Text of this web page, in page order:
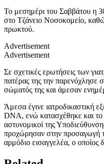
Το μεσημέρι του Σαββάτου η
στο Τζάνειο Νοσοκομείο,
πρωκτού.
Advertisement
Advertisement
Σε σχετικές ερωτήσεις των
πατέρας της την παρενόχλησε
σώματός της και άμεσαν
Άμεσα έγινε ιατροδικαστική
DNA, ενώ κατασχέθηκε και
αστυνομικοί της
προχώρησαν στην προσαγωγή
αρμόδιο εισαγγελέα, ο οποίος